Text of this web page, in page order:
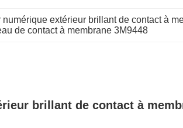
numérique extérieur brillant de contact à
de contact à membrane 3M9448
brillant de contact à